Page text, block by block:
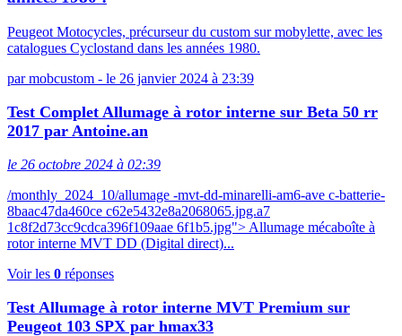
Peugeot Motocycles, précurseur du custom sur mobylette, avec les
catalogues Cyclostand dans les années 1980.
parmobcustom - le 26 janvier 2024 à 23:39
Test Complet Allumage à rotor interne sur Beta 50 rr
2017 par Antoine.an
le 26 octobre 2024 à 02:39
/monthly_2024_10/allumage -mvt-dd-minarelli-am6-ave c-batterie-
8baac47da460ce c62e5432e8a2068065.jpg.a7
1c8f2d73cc9cdca396f109aae 6f1b5.jpg"> Allumage mécaboîte à
rotor interne MVT DD (Digital direct)...
Voir les 0 réponses
Test Allumage à rotor interne MVT Premium sur
Peugeot 103 SPX par hmax33